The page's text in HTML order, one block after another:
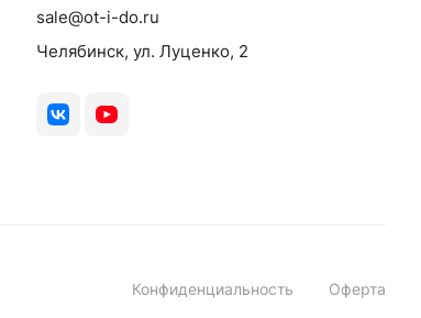
sale@ot-i-do.ru
Челябинск, ул. Луценко, 2
Конфиденциальность Оферта